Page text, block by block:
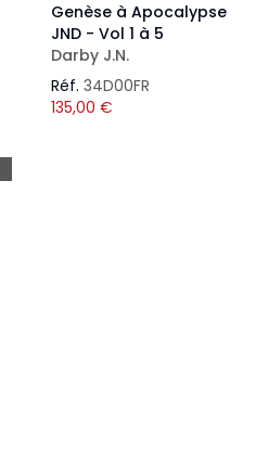
Genèse à Apocalypse
JND - Vol 1 à 5
Darby J.N.
Réf. 34D00FR
135,00 €